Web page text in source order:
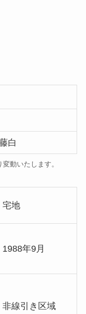
白
動いたします。
宅地
1988年9月
非線引き区域